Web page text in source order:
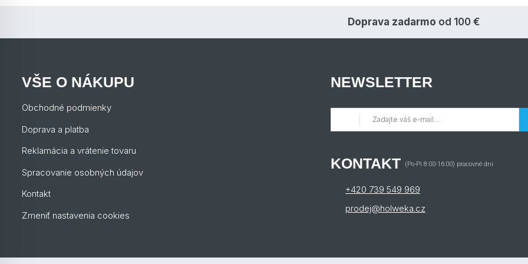
Doprava zadarmo od 100 €
VŠE O NÁKUPU
Obchodné podmienky
Doprava a platba
Reklamácia a vrátenie tovaru
Spracovanie osobných údajov
Kontakt
Zmeniť nastavenia cookies
NEWSLETTER
KONTAKT (Po-Pi 8:00-16:00) pracovné dni
+420 739 549 969
prodej@holweka.cz